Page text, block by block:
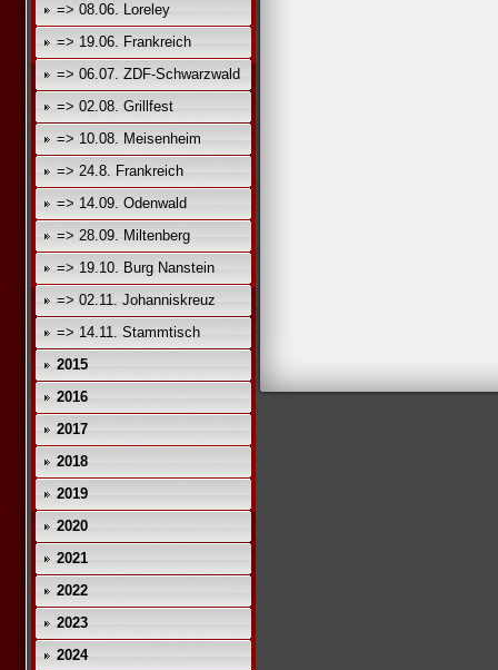
=> 08.06. Loreley
=> 19.06. Frankreich
=> 06.07. ZDF-Schwarzwald
=> 02.08. Grillfest
=> 10.08. Meisenheim
=> 24.8. Frankreich
=> 14.09. Odenwald
=> 28.09. Miltenberg
=> 19.10. Burg Nanstein
=> 02.11. Johanniskreuz
=> 14.11. Stammtisch
2015
2016
2017
2018
2019
2020
2021
2022
2023
2024